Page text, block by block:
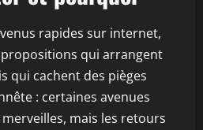
rapides sur internet,
qui arrangent
qui cachent des pièges
: certaines avenues
mais les retours